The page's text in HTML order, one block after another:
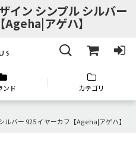
イン シンプル シルバー
アゲハ】
ンド カテゴリ
ルバー 925 イヤーカフ【Ageha|アゲハ】